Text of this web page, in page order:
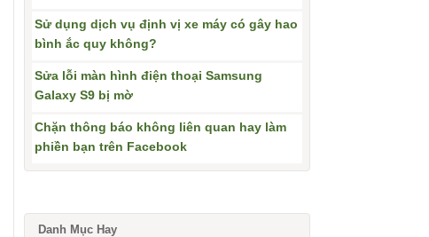
Sử dụng dịch vụ định vị xe máy có gây hao
bình ắc quy không?
Sửa lỗi màn hình điện thoại Samsung
Galaxy S9 bị mờ
Chặn thông báo không liên quan hay làm
phiền bạn trên Facebook
Danh Mục Hay